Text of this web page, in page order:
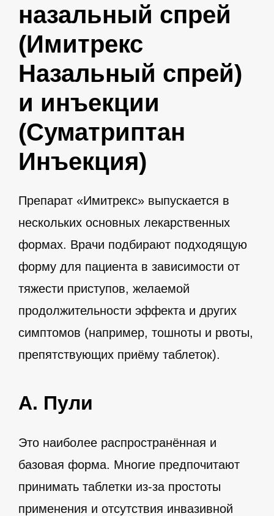
назальный спрей
(Имитрекс
Назальный спрей)
и инъекции
(Суматриптан
Инъекция)
Препарат «Имитрекс» выпускается в
нескольких основных лекарственных
формах. Врачи подбирают подходящую
форму для пациента в зависимости от
тяжести приступов, желаемой
продолжительности эффекта и других
симптомов (например, тошноты и рвоты,
препятствующих приёму таблеток).
А. Пули
Это наиболее распространённая и
базовая форма. Многие предпочитают
принимать таблетки из-за простоты
применения и отсутствия инвазивной